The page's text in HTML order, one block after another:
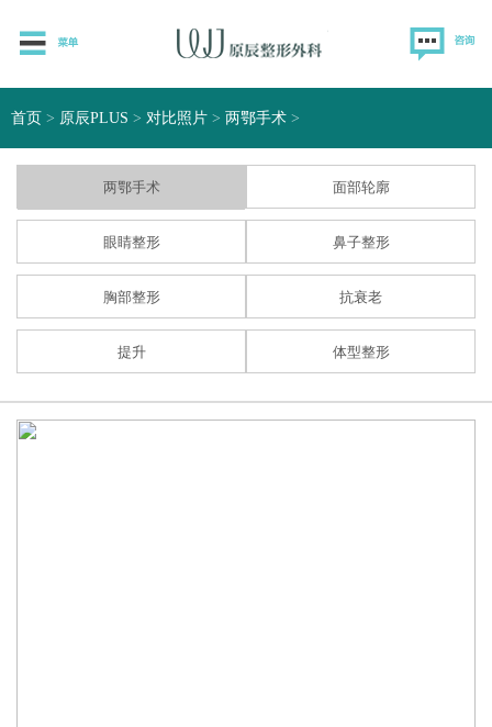
首页 > 原辰PLUS > 对比照片 > 两鄂手术 >
两鄂手术 面部轮廓
眼睛整形 鼻子整形
胸部整形 抗衰老
提升 体型整形